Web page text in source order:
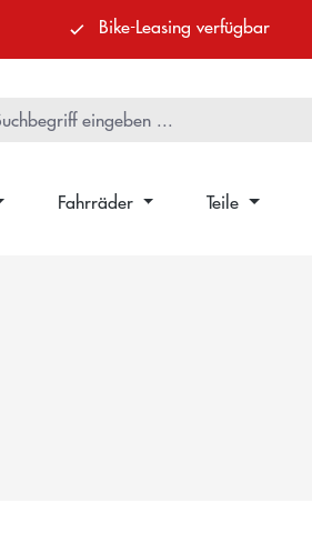
Bike-Leasing verfügbar
Fahrräder Teile